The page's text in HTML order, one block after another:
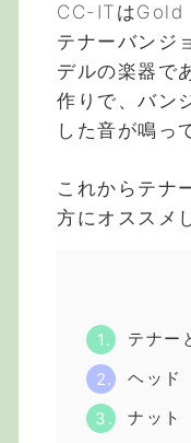
CC-ITはGold
テナーバンジ
デルの楽器で
作りで、バン
した音が鳴っ
これからテナ
方にオススメ
テナー
ヘッド
ナット